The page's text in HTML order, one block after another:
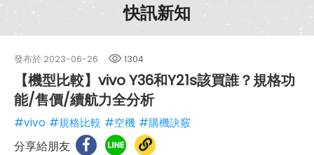
快訊新知
發布於 2023-06-26 1304
【機型比較】vivo Y36和Y21s該買誰？規格功
能/售價/續航力全分析
#vivo #規格比較 #空機 #購機訣竅
分享給朋友